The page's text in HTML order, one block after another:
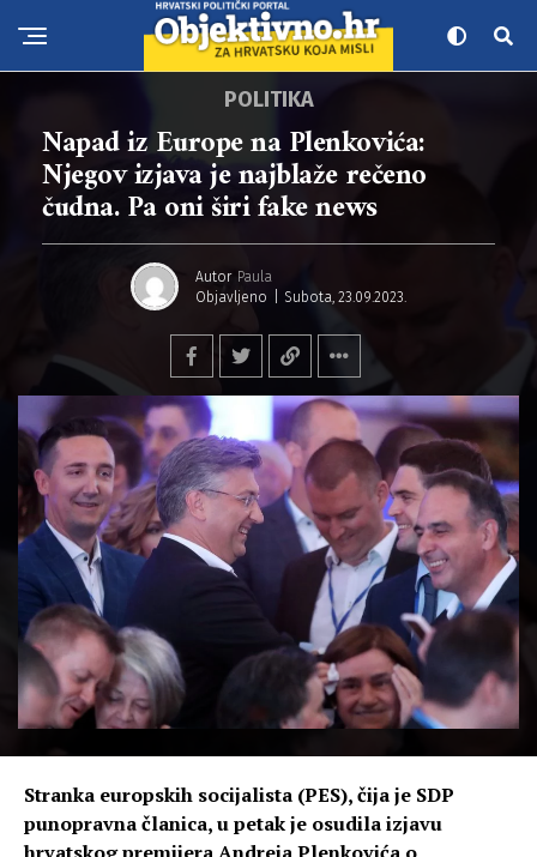
POLITIKA
Napad iz Europe na Plenkovića:
Njegov izjava je najblaže rečeno
čudna. Pa oni širi fake news
Autor Paula
Objavljeno
Subota, 23.09.2023.
Stranka europskih socijalista (PES), čija je SDP
punopravna članica, u petak je osudila izjavu